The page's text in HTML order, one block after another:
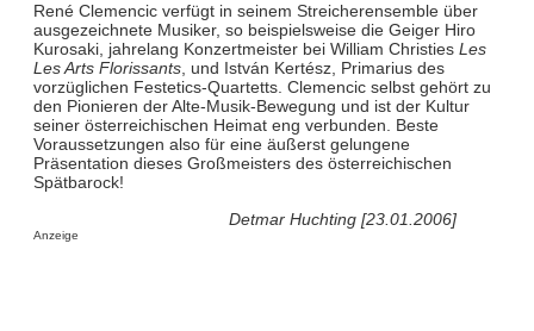
René Clemencic verfügt in seinem Streicherensemble über
ausgezeichnete Musiker, so beispielsweise die Geiger Hiro
Kurosaki, jahrelang Konzertmeister bei William Christies Les
Les Arts Florissants, und István Kertész, Primarius des
vorzüglichen Festetics-Quartetts. Clemencic selbst gehört zu
den Pionieren der Alte-Musik-Bewegung und ist der Kultur
seiner österreichischen Heimat eng verbunden. Beste
Voraussetzungen also für eine äußerst gelungene
Präsentation dieses Großmeisters des österreichischen
Spätbarock!
Detmar Huchting [23.01.2006]
Anzeige